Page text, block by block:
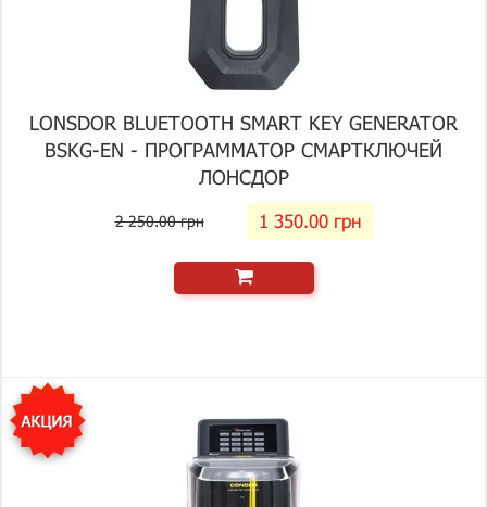
LONSDOR BLUETOOTH SMART KEY GENERATOR
BSKG-EN - ПРОГРАММАТОР СМАРТКЛЮЧЕЙ
ЛОНСДОР
2 250.00 грн 1 350.00 грн